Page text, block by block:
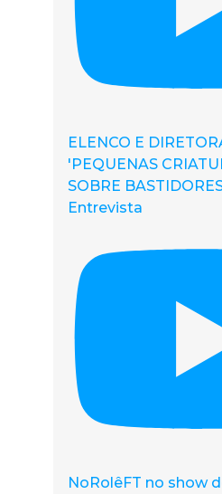
ELENCO E
'PEQUENAS
SOBRE
Entrevista
NoRolêFT no show